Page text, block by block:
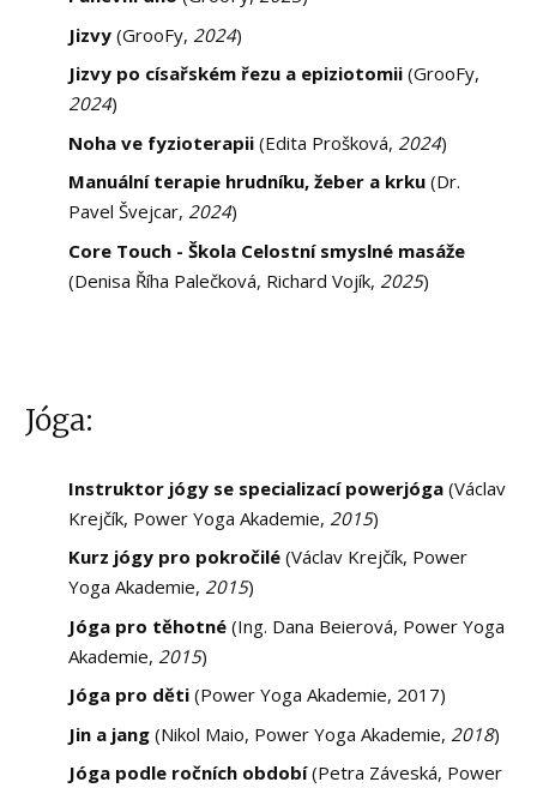
Jizvy (GrooFy, 2024)
Jizvy po císařském řezu a epiziotomii (GrooFy,
2024)
Noha ve fyzioterapii (Edita Prošková, 2024)
Manuální terapie hrudníku, žeber a krku (Dr.
Pavel Švejcar,2024)
Core Touch - Škola Celostní smyslné masáže
(Denisa Říha Palečková, Richard Vojík, 2025)
Jóga:
Instruktor jógy se specializací powerjóga (Václav
Krejčík, Power Yoga Akademie, 2015)
Kurz jógy pro pokročilé (Václav Krejčík, Power
Yoga Akademie,2015)
Jóga pro těhotné (Ing. Dana Beierová, Power Yoga
Akademie, 2015)
Jóga pro děti (Power Yoga Akademie, 2017)
Jin a jang (Nikol Maio, Power Yoga Akademie, 2018)
Jóga podle ročních období(Petra Záveská, Power